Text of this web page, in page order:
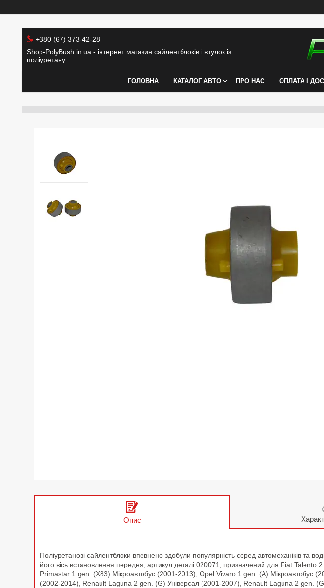
+380 (67) 373-42-28
Shop-PolyBush.in.ua - інтернет магазин сайлентблоків і втулок із
поліуретану
ГОЛОВНА КАТАЛОГ АВТО ПРО НАС ОПЛАТА І
Опис
Поліуретанові сайлентблоки впевнено здобули популярність серед автомеханіків та
його вісь встановлення передня, артикул деталі 020071, призначений для Fiat
Primastar 1 gen. (X83) Мікроавтобус (2001-2013), Opel Vivaro 1 gen. (A) Мікроавтобус
(2002-2014), Renault Laguna 2 gen. (G) Універсал (2001-2007), Renault Laguna 2 gen.